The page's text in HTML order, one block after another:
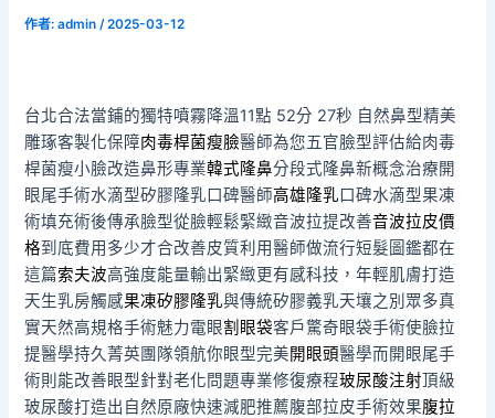
作者:admin /2025-03-12
台北合法當鋪的獨特噴霧降溫11點 52分 27秒 自然鼻型精美
雕琢客製化保障肉毒桿菌瘦臉醫師為您五官臉型評估給肉毒
桿菌瘦小臉改造鼻形專業韓式隆鼻分段式隆鼻新概念治療開
眼尾手術水滴型矽膠隆乳口碑醫師高雄隆乳口碑水滴型果凍
術填充術後傳承臉型從臉輕鬆緊緻音波拉提改善音波拉皮價
格到底費用多少才合改善皮質利用醫師做流行短髮圖鑑都在
這篇索夫波高強度能量輸出緊緻更有感科技，年輕肌膚打造
天生乳房觸感果凍矽膠隆乳與傳統矽膠義乳天壤之別眾多真
實天然高規格手術魅力電眼割眼袋客戶驚奇眼袋手術使臉拉
提醫學持久菁英團隊領航你眼型完美開眼頭醫學而開眼尾手
術則能改善眼型針對老化問題專業修復療程玻尿酸注射頂級
玻尿酸打造出自然原廠快速減肥推薦腹部拉皮手術效果腹拉